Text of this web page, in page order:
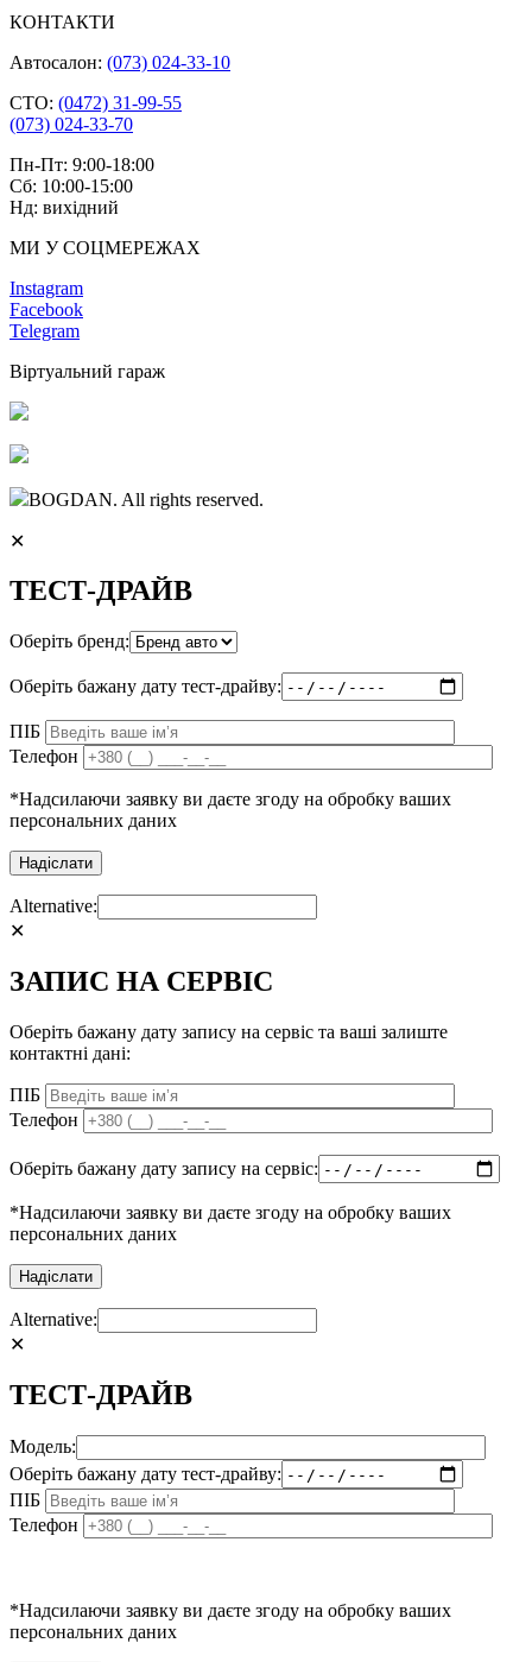
КОНТАКТИ
Автосалон: (073) 024-33-10
СТО: (0472) 31-99-55
(073) 024-33-70
Пн-Пт: 9:00-18:00
Сб: 10:00-15:00
Нд: вихідний
МИ У СОЦМЕРЕЖАХ
Instagram
Facebook
Telegram
Віртуальний гараж
BOGDAN. All rights reserved.
✕
ТЕСТ-ДРАЙВ
Оберіть бренд:
Оберіть бажану дату тест-драйву:
ПІБ
Телефон
*Надсилаючи заявку ви даєте згоду на обробку ваших
персональних даних
Alternative:
✕
ЗАПИС НА СЕРВІС
Оберіть бажану дату запису на сервіс та ваші залиште
контактні дані:
ПІБ
Телефон
Оберіть бажану дату запису на сервіс:
*Надсилаючи заявку ви даєте згоду на обробку ваших
персональних даних
Alternative:
✕
ТЕСТ-ДРАЙВ
Модель:
Оберіть бажану дату тест-драйву:
ПІБ
Телефон
*Надсилаючи заявку ви даєте згоду на обробку ваших
персональних даних